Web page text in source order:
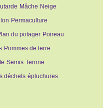
Mâche Neige
Permaculture
du potager Poireau
Pommes de terre
Semis Terrine
déchets épluchures